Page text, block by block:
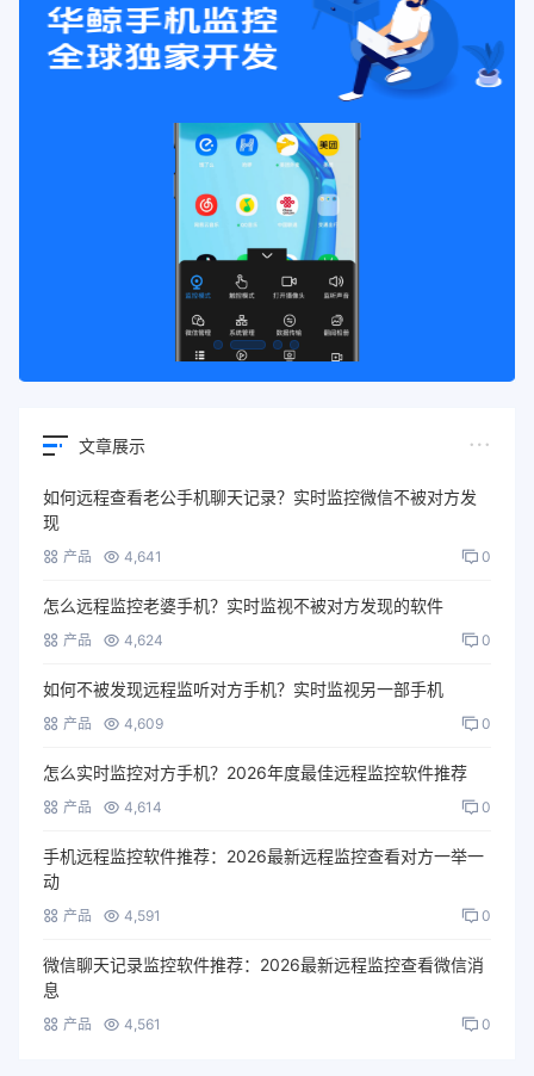
文章展示
如何远程查看老公手机聊天记录？实时监控微信不被对方发
现
产品 4,641 0
怎么远程监控老婆手机？实时监视不被对方发现的软件
产品 4,624 0
如何不被发现远程监听对方手机？实时监视另一部手机
产品 4,609 0
怎么实时监控对方手机？2026年度最佳远程监控软件推荐
产品 4,614 0
手机远程监控软件推荐：2026最新远程监控查看对方一举一
动
产品 4,591 0
微信聊天记录监控软件推荐：2026最新远程监控查看微信消
息
产品 4,561 0